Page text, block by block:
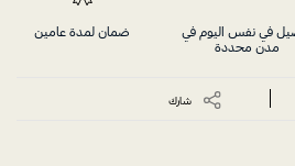
في نفس اليوم في
مدن محددة
ضمان لمدة عامين
شارك